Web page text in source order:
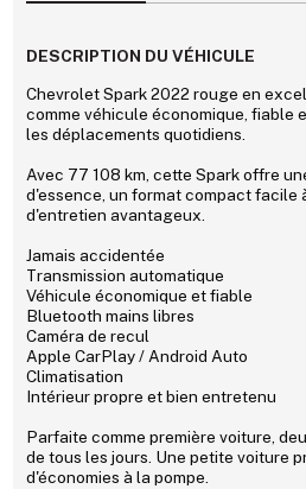
DESCRIPTION DU VÉHICULE
Chevrolet Spark 2022 rouge en
comme véhicule économique, fiable
les déplacements quotidiens.
Avec 77 108 km, cette Spark offre
d'essence, un format compact facile
d'entretien avantageux.
Jamais accidentée
Transmission automatique
Véhicule économique et fiable
Bluetooth mains libres
Caméra de recul
Apple CarPlay / Android Auto
Climatisation
Intérieur propre et bien entretenu
Parfaite comme première voiture,
de tous les jours. Une petite voiture
d'économies à la pompe.